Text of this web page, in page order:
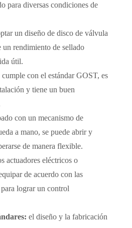
para diversas condiciones de
un diseño de disco de válvula
un rendimiento de sellado
útil.
cumple con el estándar GOST, es
y tiene un buen
con un mecanismo de
a mano, se puede abrir y
de manera flexible.
actuadores eléctricos o
de acuerdo con las
lograr un control
el diseño y la fabricación